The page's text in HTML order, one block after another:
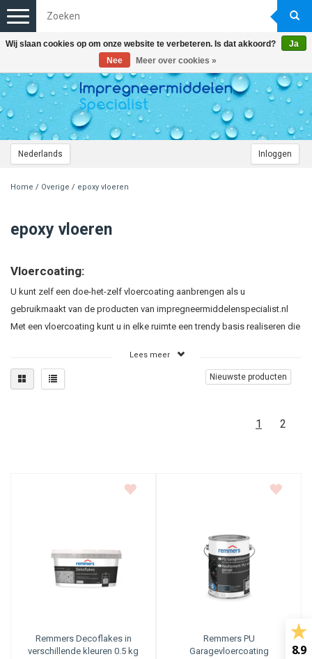
Nederlands Inloggen
Toggle
navigation
Home / Overige / epoxy vloeren
epoxy vloeren
Vloercoating:
U kunt zelf een doe-het-zelf vloercoating aanbrengen als u
gebruikmaakt van de producten van impregneermiddelenspecialist.nl
Met een vloercoating kunt u in elke ruimte een trendy basis realiseren die
vloertype. Bij de verschillende producten staan verdere specificaties
Lees meer
Nieuwste producten
1 2
Remmers Decoflakes in
verschillende kleuren 0.5 kg
Remmers PU
Garagevloercoating
8.9
Wij slaan cookies op om onze website te verbeteren. Is dat akkoord?
Ja
Nee
Meer over cookies »